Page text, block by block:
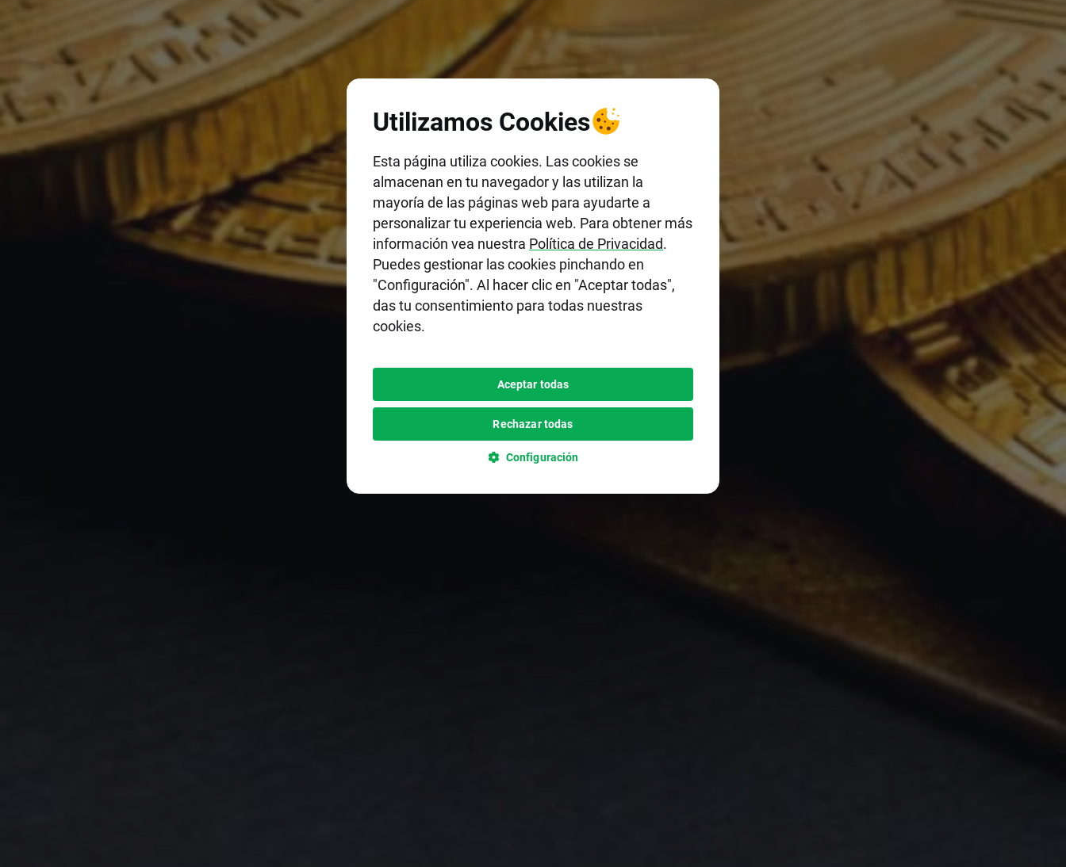
Utilizamos Cookies
Esta página utiliza cookies. Las cookies se
almacenan en tu navegador y las utilizan la
mayoría de las páginas web para ayudarte a
personalizar tu experiencia web. Para obtener más
información vea nuestra Política de Privacidad.
Puedes gestionar las cookies pinchando en
"Configuración". Al hacer clic en "Aceptar todas",
das tu consentimiento para todas nuestras
cookies.
Aceptar todas
Rechazar todas
Configuración